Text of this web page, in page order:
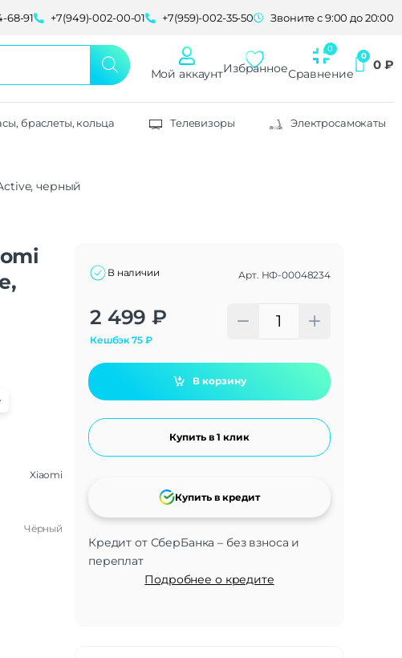
68-91 +7(949)-002-00-01 +7(959)-002-35-50 Звоните с 9:00 до 20:00
Мой аккаунтИзбранноеСравнение
0 ₽
браслеты, кольца Телевизоры Электросамокаты
черный
Xiaomi
Чёрный
В наличии Арт. НФ-00048234
2 499 ₽
Кешбэк75₽
В корзину
Купить в 1 клик
Кредит от СберБанка – без взноса и
переплат
Подробнее о кредите
Купить в кредит
Alternative: